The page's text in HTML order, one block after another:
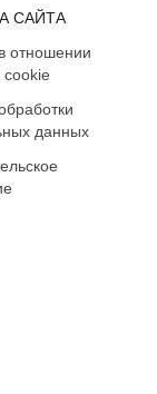
САЙТА
отношении
cookie
данных